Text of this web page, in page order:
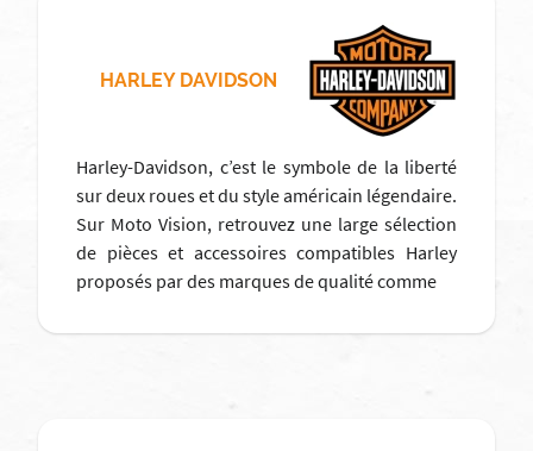
HARLEY DAVIDSON
Harley-Davidson, c’est le symbole de la liberté
sur deux roues et du style américain légendaire.
Sur Moto Vision, retrouvez une large sélection
de pièces et accessoires compatibles Harley
proposés par des marques de qualité comme